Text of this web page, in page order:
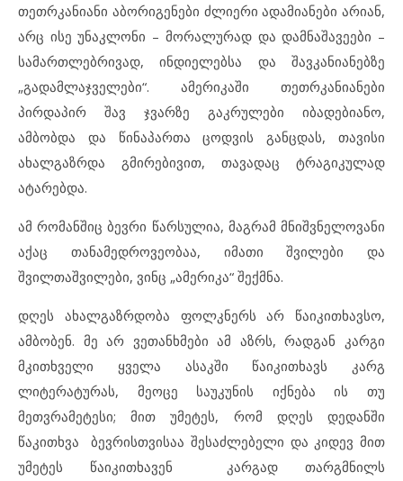
თეთრკანიანი აბორიგენები ძლიერი ადამიანები არიან,
არც ისე უნაკლონი – მორალურად და დამნაშავეები –
სამართლებრივად, ინდიელებსა და შავკანიანებზე
„გადამლაჯველები“. ამერიკაში თეთრკანიანები
პირდაპირ შავ ჯვარზე გაკრულები იბადებიანო,
ამბობდა და წინაპართა ცოდვის განცდას, თავისი
ახალგაზრდა გმირებივით, თავადაც ტრაგიკულად
ატარებდა.
ამ რომანშიც ბევრი წარსულია, მაგრამ მნიშვნელოვანი
აქაც თანამედროვეობაა, იმათი შვილები და
შვილთაშვილები, ვინც „ამერიკა“ შექმნა.
დღეს ახალგაზრდობა ფოლკნერს არ წაიკითხავსო,
ამბობენ. მე არ ვეთანხმები ამ აზრს, რადგან კარგი
მკითხველი ყველა ასაკში წაიკითხავს კარგ
ლიტერატურას, მეოცე საუკუნის იქნება ის თუ
მეთვრამეტესი; მით უმეტეს, რომ დღეს დედანში
წაკითხვა ბევრისთვისაა შესაძლებელი და კიდევ მით
უმეტეს წაიკითხავენ კარგად თარგმნილს